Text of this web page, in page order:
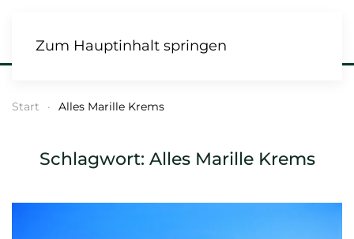
Zum Hauptinhalt springen
Start Alles Marille Krems
Schlagwort: Alles Marille Krems